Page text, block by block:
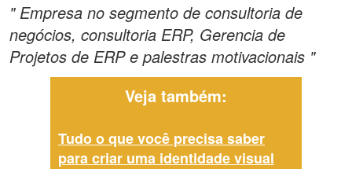
" Empresa no segmento de consultoria de
negócios, consultoria ERP, Gerencia de
Projetos de ERP e palestras motivacionais "
Veja também:
Tudo o que você precisa saber
para criar uma identidade visual